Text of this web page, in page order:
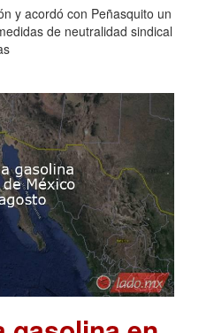
y acordó con Peñasquito un
de neutralidad sindical